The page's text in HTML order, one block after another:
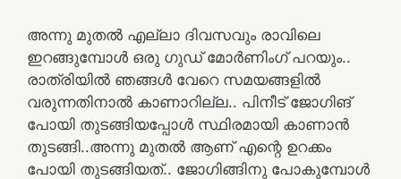
അന്നു മുതൽ എല്ലാ ദിവസവും രാവിലെ
ഇറങ്ങുമ്പോൾ ഒരു ഗുഡ് മോർണിംഗ് പറയും..
രാത്രിയിൽ ഞങ്ങൾ വേറെ സമയങ്ങളിൽ
വരുന്നതിനാൽ കാണാറില്ല.. പിനീട് ജോഗിങ്
പോയി തുടങ്ങിയപ്പോൾ സ്ഥിരമായി കാണാൻ
തുടങ്ങി..അന്നു മുതൽ ആണ് എന്റെ ഉറക്കം
പോയി തുടങ്ങിയത്.. ജോഗിങ്ങിനു പോകുമ്പോൾ